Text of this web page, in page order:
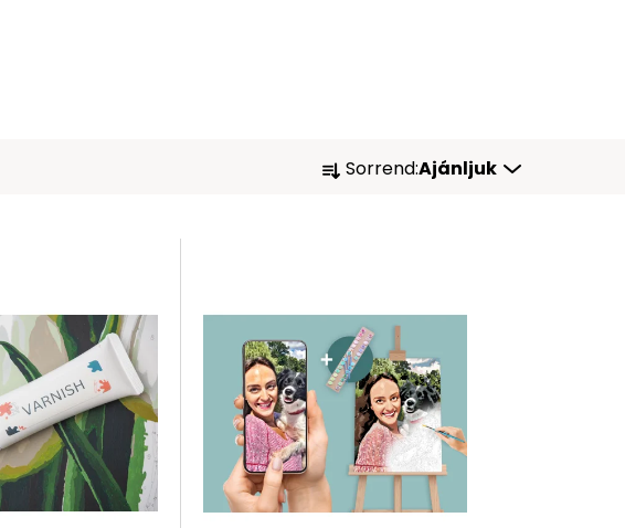
T
M
É
K
E
K
Sorrend:Ajánljuk